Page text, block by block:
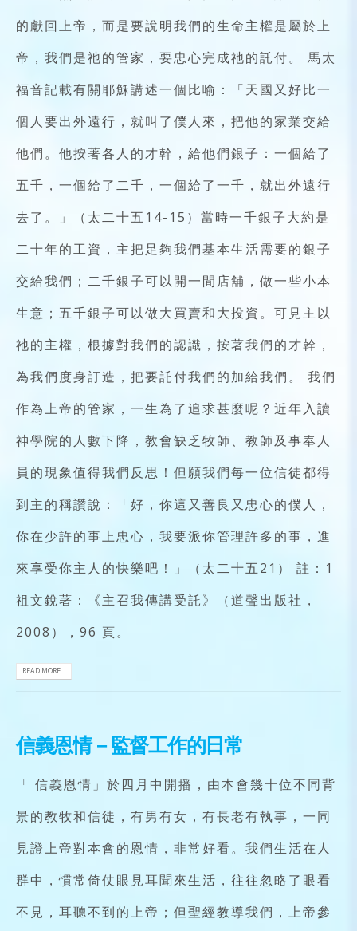
的獻回上帝，而是要說明我們的生命主權是屬於上
帝，我們是祂的管家，要忠心完成祂的託付。 馬太
福音記載有關耶穌講述一個比喻：「天國又好比一
個人要出外遠行，就叫了僕人來，把他的家業交給
他們。他按著各人的才幹，給他們銀子：一個給了
五千，一個給了二千，一個給了一千，就出外遠行
去了。」（太二十五14-15）當時一千銀子大約是
二十年的工資，主把足夠我們基本生活需要的銀子
交給我們；二千銀子可以開一間店舖，做一些小本
生意；五千銀子可以做大買賣和大投資。可見主以
祂的主權，根據對我們的認識，按著我們的才幹，
為我們度身訂造，把要託付我們的加給我們。 我們
作為上帝的管家，一生為了追求甚麼呢？近年入讀
神學院的人數下降，教會缺乏牧師、教師及事奉人
員的現象值得我們反思！但願我們每一位信徒都得
到主的稱讚說：「好，你這又善良又忠心的僕人，
你在少許的事上忠心，我要派你管理許多的事，進
來享受你主人的快樂吧！」（太二十五21） 註：1
祖文銳著：《主召我傳講受託》（道聲出版社，
2008），96 頁。
READ MORE...
信義恩情－監督工作的日常
「 信義恩情」於四月中開播，由本會幾十位不同背
景的教牧和信徒，有男有女，有長老有執事，一同
見證上帝對本會的恩情，非常好看。我們生活在人
群中，慣常倚仗眼見耳聞來生活，往往忽略了眼看
不見，耳聽不到的上帝；但聖經教導我們，上帝參